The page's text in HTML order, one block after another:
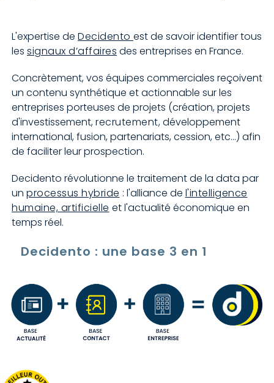
L'expertise deDecidentoest de savoir identifier tous
lessignaux d’affaires des entreprises en France.
Concrètement, vos équipes commerciales reçoivent
un contenu synthétique et actionnable sur les
entreprises porteuses de projets (création, projets
d'investissement,recrutement, développement
international, fusion, partenariats, cession, etc…) afin
de faciliter leur prospection.
Decidento révolutionne le traitement de la data par
unprocessus hybride : l'alliance de l'intelligence
humaine, artificielle et l'actualité économique en
temps réel.
Decidento : une base 3 en 1